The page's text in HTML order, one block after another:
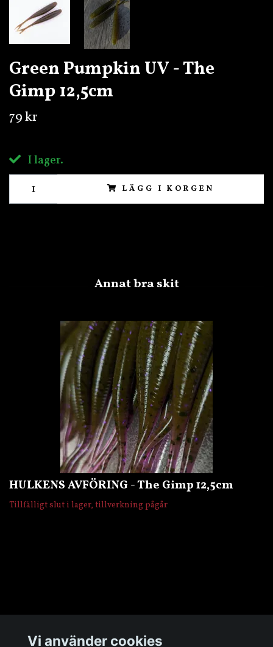
Green Pumpkin UV - The
Gimp 12,5cm
79 kr
I lager.
LÄGG I KORGEN
HULKENS AVFÖRING - The Gimp 12,5cm
Tillfälligt slut i lager, tillverkning pågår
Vi använder cookies